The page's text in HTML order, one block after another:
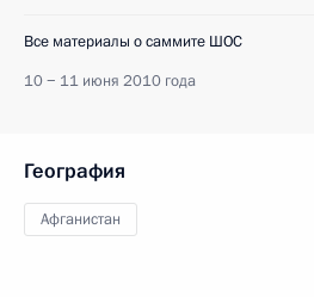
Все материалы о саммите ШОС
10 − 11 июня 2010 года
География
Афганистан